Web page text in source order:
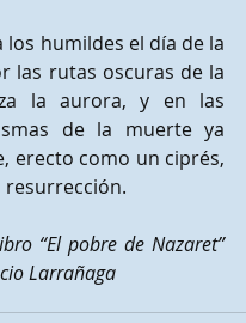
los humildes el día de la
las rutas oscuras de la
la aurora, y en las
de la muerte ya
erecto como un ciprés,
resurrección.
“El pobre de Nazaret”
Larrañaga